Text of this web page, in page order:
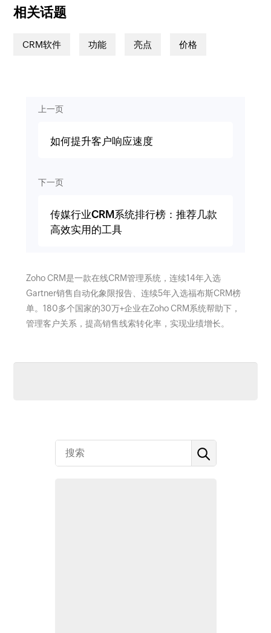
相关话题
CRM软件 功能 亮点 价格
上一页
如何提升客户响应速度
下一页
传媒行业CRM系统排行榜：推荐几款
高效实用的工具
Zoho CRM是一款在线CRM管理系统，连续14年入选
Gartner销售自动化象限报告、连续5年入选福布斯CRM榜
单。180多个国家的30万+企业在Zoho CRM系统帮助下，
管理客户关系，提高销售线索转化率，实现业绩增长。